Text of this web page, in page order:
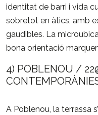
identitat de barri i vida
sobretot en àtics, amb
gaudibles. La
bona orientació
4) POBLENOU /
A Poblenou, la terrassa